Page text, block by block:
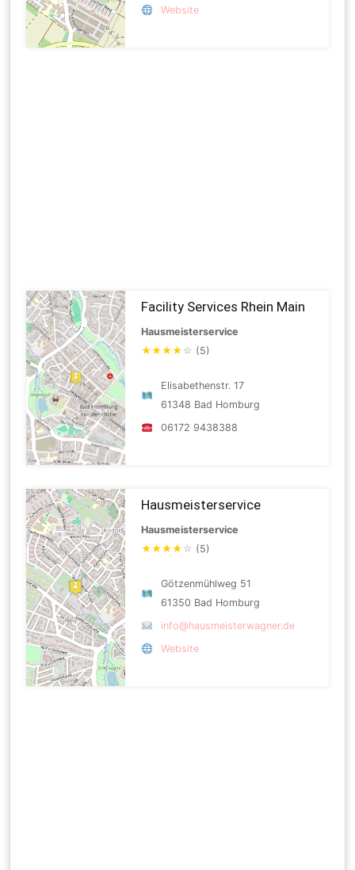
Website
Facility Services Rhein Main
Hausmeisterservice
★★★★ ☆ (5)
Elisabethenstr. 17
61348 Bad Homburg
06172 9438388
Hausmeisterservice
Hausmeisterservice
★★★★ ☆ (5)
Götzenmühlweg 51
61350 Bad Homburg
info@hausmeisterwagner.de
Website